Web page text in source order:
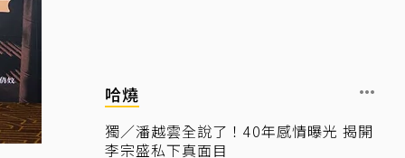
哈燒
獨／潘越雲全說了！40年感情曝光 揭開
李宗盛私下真面目